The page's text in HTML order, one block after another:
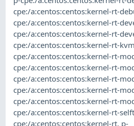
cpe:/a:centos:centos:kernel-rt-
cpe:/a:centos:centos:kernel-rt-
cpe:/a:centos:centos:kernel-rt-
cpe:/a:centos:centos:kernel-rt-kvm
cpe:/a:centos:centos:kernel-rt-
cpe:/a:centos:centos:kernel-rt-
cpe:/a:centos:centos:kernel-rt-
cpe:/a:centos:centos:kernel-rt-
cpe:/a:centos:centos:kernel-rt-
cpe:/a:centos:centos:kernel-rt-
cpe:/a:centos:centos:kernel-rt, p-